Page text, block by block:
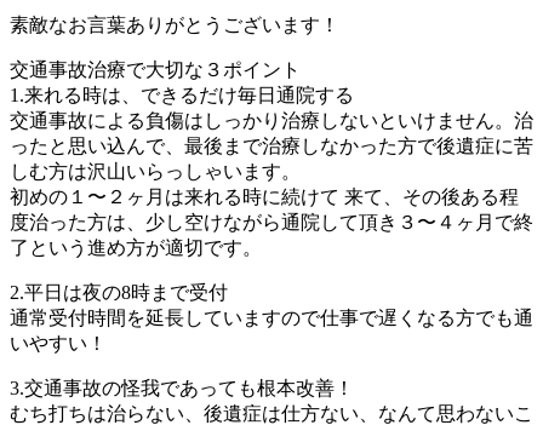
素敵なお言葉ありがとうございます！
交通事故治療で大切な３ポイント
1.来れる時は、できるだけ毎日通院する
交通事故による負傷はしっかり治療しないといけません。治
ったと思い込んで、最後まで治療しなかった方で後遺症に苦
しむ方は沢山いらっしゃいます。
初めの１〜２ヶ月は来れる時に続けて 来て、その後ある程
度治った方は、少し空けながら通院して頂き３〜４ヶ月で終
了という進め方が適切です。
2.平日は夜の8時まで受付
通常受付時間を延長していますので仕事で遅くなる方でも通
いやすい！
3.交通事故の怪我であっても根本改善！
むち打ちは治らない、後遺症は仕方ない、なんて思わないこ